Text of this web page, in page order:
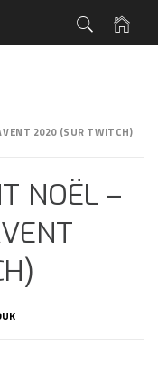
2020 (SUR TWITCH)
NOËL –